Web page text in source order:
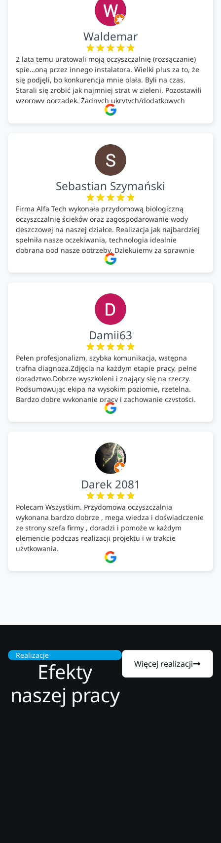
Waldemar
2 lata temu uratowali moją oczyszczalnię (rozsączanie)
spie…oną przez innego instalatora. Wielki plus za to, że
się podjęli, bo konkurencja mnie olała. Byli na czas.
Starali się zrobić jak najmniej strat w zieleni. Pozostawili
wzorowy porządek. Żadnych ukrytych/dodatkowych
kosztów. Zaskoczenie. Kontakt bardzo OK. Obsługa
pomontażowa również OK. A ich środki do oczyszczalni –
Sebastian Szymański
Firma Alfa Tech wykonała przydomową biologiczną
oczyszczalnię ścieków oraz zagospodarowanie wody
deszczowej na naszej działce. Realizacja jak najbardziej
spełniła nasze oczekiwania, technologia idealnie
dobrana pod nasze potrzeby. Dziękujemy za sprawnie
wykonany montaż w świetnej atmosferze! Polecam!
Damii63
Pełen profesjonalizm, szybka komunikacja, wstępna
trafna diagnoza.Zdjęcia na każdym etapie pracy, pełne
doradztwo.Dobrze wyszkoleni i znający się na rzeczy.
Podsumowując ekipa na wysokim poziomie, rzetelna.
Bardzo dobre wykonanie pracy i zachowanie czystości.
Darek 2081
Polecam Wszystkim. Przydomowa oczyszczalnia
wykonana bardzo dobrze , mega wiedza i doświadczenie
ze strony szefa firmy , doradzi i pomoże w każdym
elemencie podczas realizacji projektu i w trakcie
użytkowania.
Firma godna zaufania. Tak trzymać!
Realizacje
Efekty
naszej pracy
Więcej realizacji